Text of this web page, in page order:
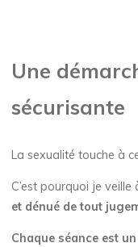
Une
sécurisante
La sexualité touche à
C’est pourquoi je
et dénué de tout
Chaque séance est